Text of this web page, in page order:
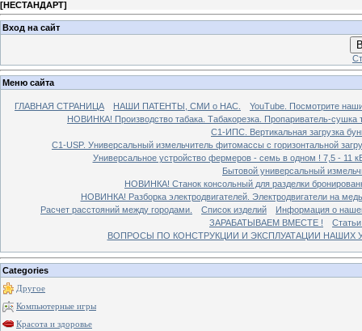
[НЕСТАНДАРТ]
Вход на сайт
Меню сайта
ГЛАВНАЯ СТРАНИЦА НАШИ ПАТЕНТЫ, СМИ о НАС.
YouTube. Посмотрите
НОВИНКА! Производство табака. Табакорезка. Пропариватель-сушка
C1-ИПС. Вертикальная загрузка
С1-USP. Универсальный измельчитель фитомассы с горизонтальной
Универсальное устройство фермеров - семь в одном ! 7,5 - 11
Бытовой универсальный
НОВИНКА! Станок консольный для разделки
НОВИНКА! Разборка электродвигателей. Электродвигатели на
Расчет расстояний между городами.
Список изделий
Информация о
ЗАРАБАТЫВАЕМ ВМЕСТЕ !
ВОПРОСЫ ПО КОНСТРУКЦИИ И ЭКСПЛУАТАЦИИ НАШИХ
Categories
Другое
Компьютерные игры
Красота и здоровье